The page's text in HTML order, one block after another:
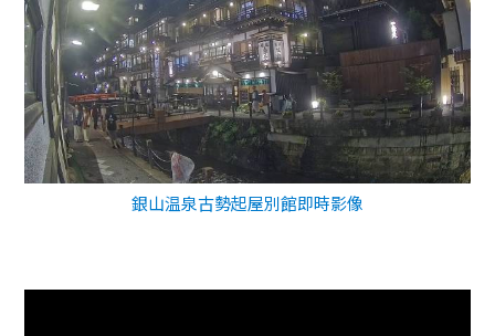
銀山温泉古勢起屋別館即時影像